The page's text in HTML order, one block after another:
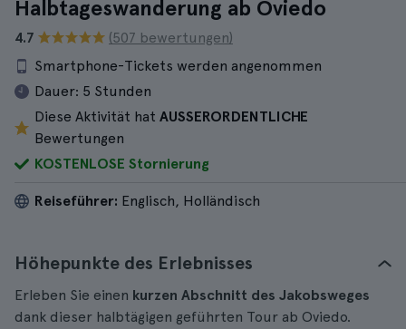
Halbtageswanderung ab Oviedo
4.7
(507 bewertungen)
Smartphone-Tickets werden angenommen
Dauer: 5 Stunden
Diese Aktivität hat AUSSERORDENTLICHE
Bewertungen
KOSTENLOSE Stornierung
Reiseführer: Englisch, Holländisch
Höhepunkte des Erlebnisses
Erleben Sie einen kurzen Abschnitt des Jakobsweges
dank dieser halbtägigen geführten Tour ab Oviedo.